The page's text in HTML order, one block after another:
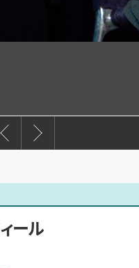
ール